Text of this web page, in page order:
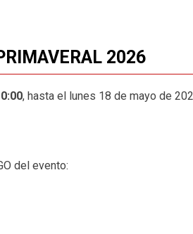
2026
, hasta el lunes 18 de mayo de
del evento: